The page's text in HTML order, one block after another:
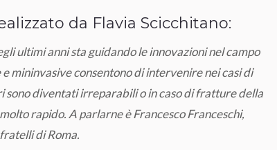
da Flavia Scicchitano:
ultimi anni sta guidando le innovazioni nel campo
mininvasive consentono di intervenire nei casi di
diventati irreparabili o in caso di fratture della
rapido. A parlarne è Francesco Franceschi,
di Roma.